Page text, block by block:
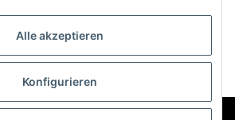
Alle akzeptieren
Konfigurieren